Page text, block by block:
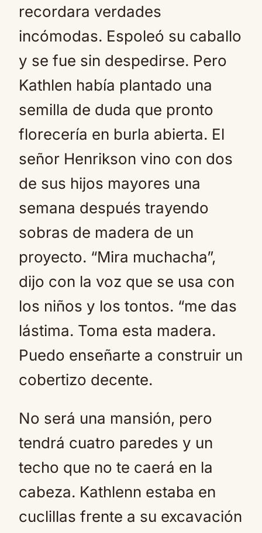
recordara verdades
incómodas. Espoleó su caballo
y se fue sin despedirse. Pero
Kathlen había plantado una
semilla de duda que pronto
florecería en burla abierta. El
señor Henrikson vino con dos
de sus hijos mayores una
semana después trayendo
sobras de madera de un
proyecto. “Mira muchacha”,
dijo con la voz que se usa con
los niños y los tontos. “me das
lástima. Toma esta madera.
Puedo enseñarte a construir un
cobertizo decente.
No será una mansión, pero
tendrá cuatro paredes y un
techo que no te caerá en la
cabeza. Kathlenn estaba en
cuclillas frente a su excavación